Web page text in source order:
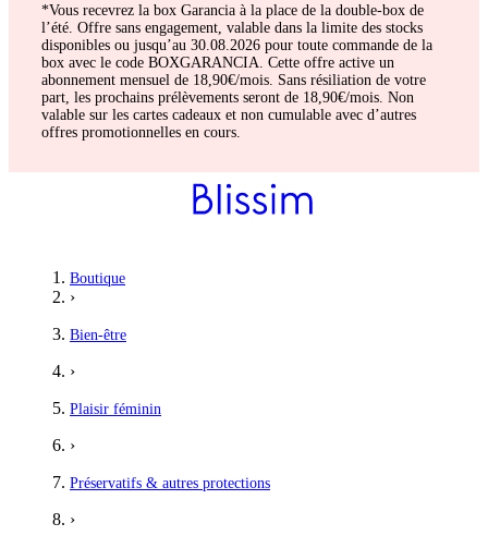
*Vous recevrez la box Garancia à la place de la double-box de
l’été. Offre sans engagement, valable dans la limite des stocks
disponibles ou jusqu’au 30.08.2026 pour toute commande de la
box avec le code BOXGARANCIA. Cette offre active un
abonnement mensuel de 18,90€/mois. Sans résiliation de votre
part, les prochains prélèvements seront de 18,90€/mois. Non
valable sur les cartes cadeaux et non cumulable avec d’autres
offres promotionnelles en cours.
Boutique
›
Bien-être
›
Plaisir féminin
›
Préservatifs & autres protections
›